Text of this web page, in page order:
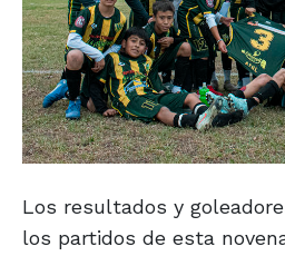
Los resultados y
los partidos de esta